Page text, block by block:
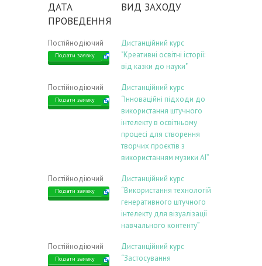
ДАТА
ПРОВЕДЕННЯ
ВИД ЗАХОДУ
Постійнодіючий
Подати заявку
Дистанційний курс
"Креативні освітні історії:
від казки до науки"
Постійнодіючий
Подати заявку
Дистанційний курс
“Інноваційні підходи до
використання штучного
інтелекту в освітньому
процесі для створення
творчих проєктів з
використанням музики АІ”
Постійнодіючий
Подати заявку
Дистанційний курс
“Використання технологій
генеративного штучного
інтелекту для візуалізації
навчального контенту”
Постійнодіючий
Подати заявку
Дистанційний курс
“Застосування